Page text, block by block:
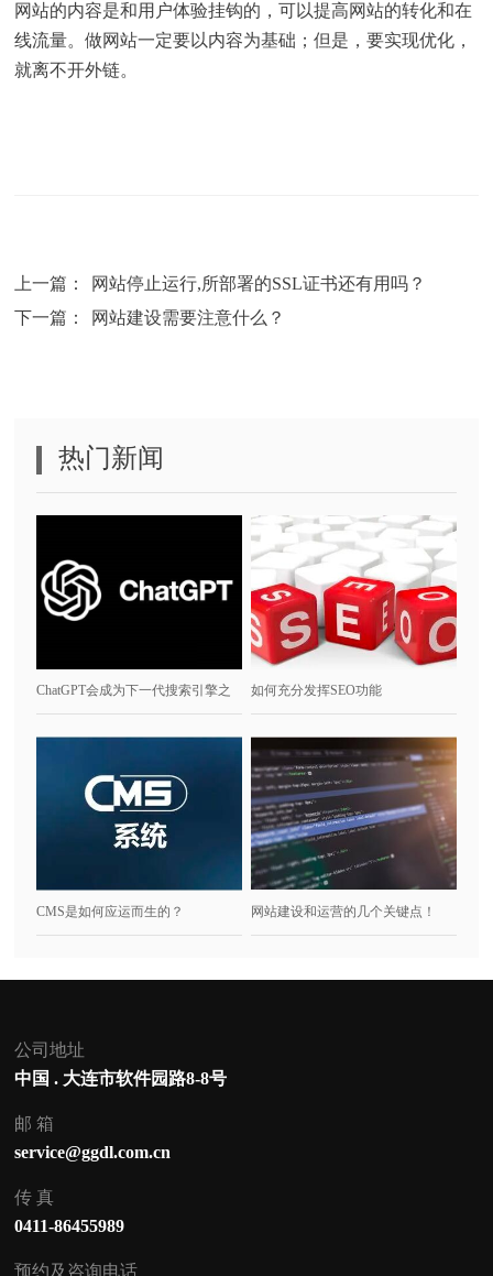
网站的内容是和用户体验挂钩的，可以提高网站的转化和在
线流量。做网站一定要以内容为基础；但是，要实现优化，
就离不开外链。
上一篇：
网站停止运行,所部署的SSL证书还有用吗？
下一篇：
网站建设需要注意什么？
热门新闻
ChatGPT会成为下一代搜索引擎之
王吗
如何充分发挥SEO功能
CMS是如何应运而生的？ 网站建设和运营的几个关键点！
公司地址
中国 . 大连市软件园路8-8号
邮 箱
service@ggdl.com.cn
传 真
0411-86455989
预约及咨询电话